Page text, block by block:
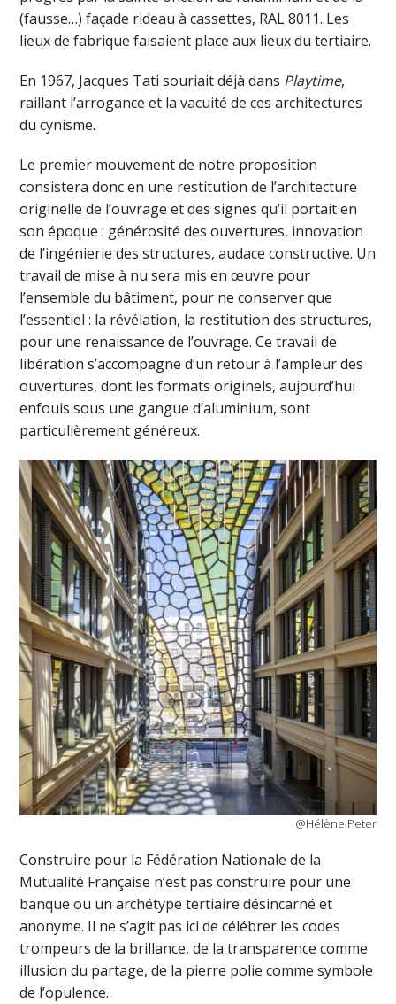
(fausse…) façade rideau à cassettes, RAL 8011. Les
lieux de fabrique faisaient place aux lieux du tertiaire.
En 1967, Jacques Tati souriait déjà dans Playtime,
raillant l’arrogance et la vacuité de ces architectures
du cynisme.
Le premier mouvement de notre proposition
consistera donc en une restitution de l’architecture
originelle de l’ouvrage et des signes qu’il portait en
son époque : générosité des ouvertures, innovation
de l’ingénierie des structures, audace constructive. Un
travail de mise à nu sera mis en œuvre pour
l’ensemble du bâtiment, pour ne conserver que
l’essentiel : la révélation, la restitution des structures,
pour une renaissance de l’ouvrage. Ce travail de
libération s’accompagne d’un retour à l’ampleur des
ouvertures, dont les formats originels, aujourd’hui
enfouis sous une gangue d’aluminium, sont
particulièrement généreux.
@Hélène Peter
Construire pour la Fédération Nationale de la
Mutualité Française n’est pas construire pour une
banque ou un archétype tertiaire désincarné et
anonyme. Il ne s’agit pas ici de célébrer les codes
trompeurs de la brillance, de la transparence comme
illusion du partage, de la pierre polie comme symbole
de l’opulence.